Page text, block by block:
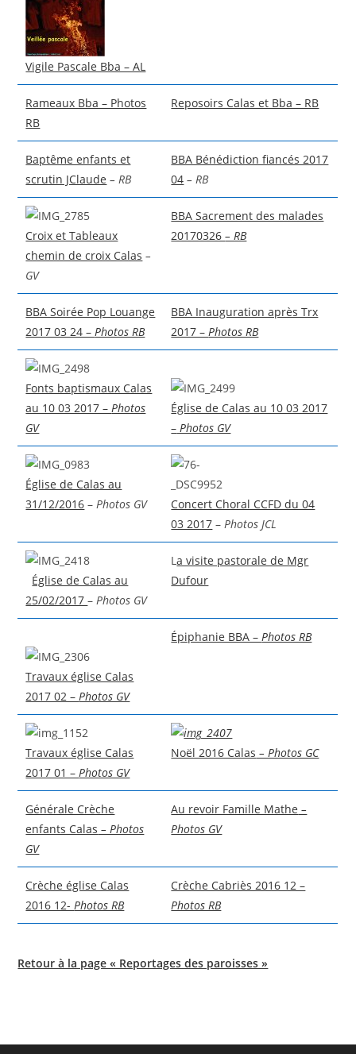
Vigile Pascale Bba – AL
Rameaux Bba – Photos
RB
Reposoirs Calas et Bba – RB
Baptême enfants et
scrutin JClaude – RB
BBA Bénédiction fiancés 2017
04 – RB
Croix et Tableaux
chemin de croix Calas –
GV
BBA Sacrement des malades
20170326– RB
BBA Soirée Pop Louange
2017 03 24 –Photos RB
BBA Inauguration après Trx
2017 –Photos RB
Fonts baptismaux Calas
au 10 03 2017 –Photos
GV
Église de Calas au 10 03 2017
– Photos GV
Église de Calas au
31/12/2016 –Photos GV
Concert Choral CCFD du 04
03 2017 –Photos JCL
Église de Calas au
25/02/2017–Photos GV
La visite pastorale de Mgr
Dufour
Travaux église Calas
2017 02 –Photos GV
Épiphanie BBA –Photos RB
Travaux église Calas
2017 01 –Photos GV
Noël 2016 Calas – Photos GC
Générale Crèche
enfants Calas – Photos
GV
Au revoir Famille Mathe –
Photos GV
Crèche église Calas
2016 12-Photos RB
Crèche Cabriès 2016 12 –
Photos RB
Retour à la page « Reportages des paroisses »